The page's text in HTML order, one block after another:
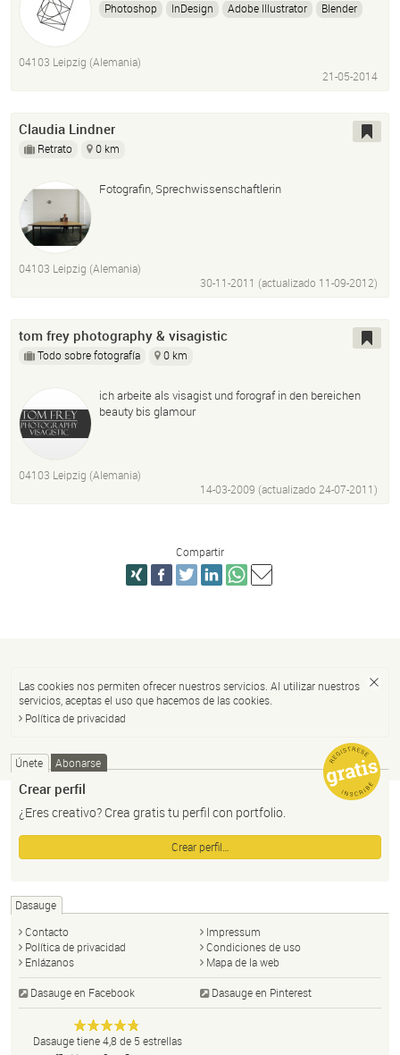
Photoshop InDesign Adobe Illustrator
Blender
CMS
Eyetracking
Produktdesign
04103 Leipzig (Alemania)
21-05-2014
Claudia Lindner
Retrato 0 km
Fotografin, Sprechwissenschaftlerin
04103 Leipzig (Alemania)
30-11-2011 (actualizado 11-09-2012)
tom frey photography & visagistic
Todo sobre fotografía 0 km
ich arbeite als visagist und forograf in den bereichen
beauty bis glamour
04103 Leipzig (Alemania)
14-03-2009 (actualizado 24-07-2011)
Compartir
Las cookies nos permiten ofrecer nuestros servicios. Al utilizar nuestros
servicios, aceptas el uso que hacemos de las cookies.
Política de privacidad
Únete Abonarse
Crear perfil
¿Eres creativo? Crea gratis tu perfil con portfolio.
Crear perfil…
Dasauge
Contacto
Impressum
Política de privacidad
Condiciones de uso
Enlázanos
Mapa de la web
Dasauge en Facebook Dasauge en Pinterest
Dasauge
Portal de
Anonym
Dasaugetiene4,8 de 5 estrellas